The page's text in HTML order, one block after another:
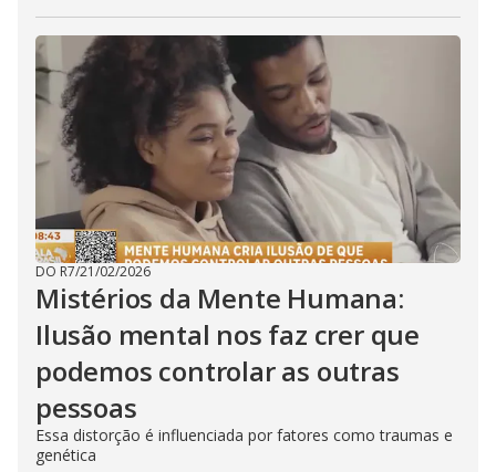
DO R7/21/02/2026
Mistérios da Mente Humana:
Ilusão mental nos faz crer que
podemos controlar as outras
pessoas
Essa distorção é influenciada por fatores como traumas e
genética